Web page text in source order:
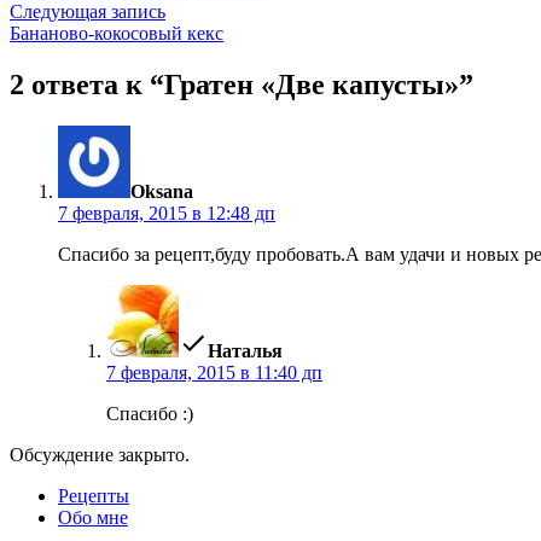
записям
Следующая записьСледующая
запись:
Бананово-кокосовый кекс
2 ответа к “Гратен «Две капусты»”
Oksana
7 февраля, 2015 в 12:48 дп
Спасибо за рецепт,буду пробовать.А вам удачи и новых
Наталья
7 февраля, 2015 в 11:40 дп
Спасибо :)
Обсуждение закрыто.
Рецепты
Обо мне